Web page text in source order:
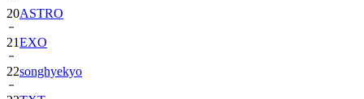
21EXO
22songhyekyo
23TXT